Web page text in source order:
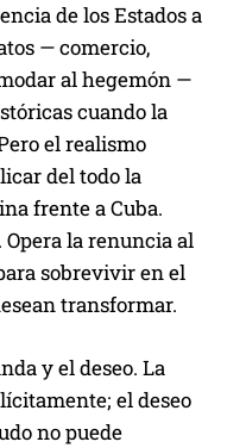
de los Estados a
— comercio,
al hegemón —
cuando la
el realismo
del todo la
frente a Cuba.
la renuncia al
sobrevivir en el
transformar.
y el deseo. La
el deseo
no puede